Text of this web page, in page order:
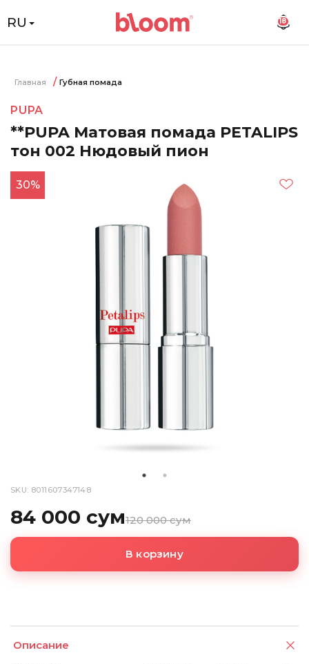
RU 18
Главная Губная помада
PUPA
**PUPA Матовая помада PETALIPS
тон 002 Нюдовый пион
30%
SKU: 8011607347148
84 000 сум120 000 сум
В корзину
Описание